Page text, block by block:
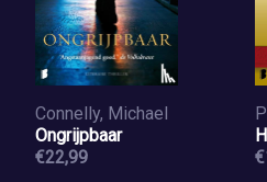
Connelly, Michael
Ongrijpbaar
€22,99